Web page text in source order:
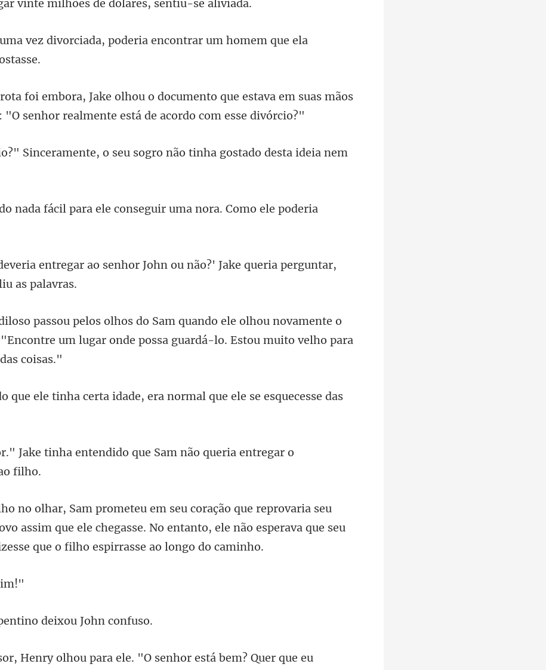
a, poderia encontrar um homem
nto que estava em suas mãos
"O sen
, o seu sogro não tinha gost
ra ele conseguir uma nora. C
enhor John ou não?' Jake queria pe
hou novamente o
um lugar onde possa
erta idade, era normal que e
tendido que Sam não queria e
assim que ele chegasse. No entanto, ele não esperava
entino deixou
ele. "O senhor está bem? Quer qu